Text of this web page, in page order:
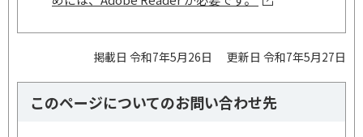
掲載日 令和7年5月26日 更新日 令和7年5月27日
このページについてのお問い合わせ先